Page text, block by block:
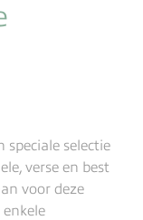
speciale selectie
verse en best
voor deze